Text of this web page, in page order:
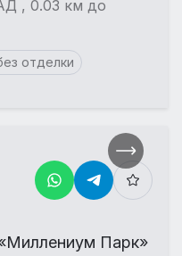
, 0.03 км до
отделки
Парк»